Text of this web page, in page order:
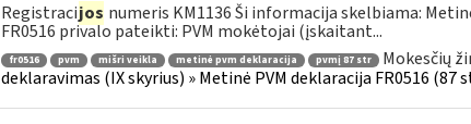
Registracijos numeris KM1136 Ši informacija skelbiama:
FR0516 privalo pateikti: PVM mokėtojai (įskaitant...
fr0516 pvm mišri veikla metinė pvm deklaracija pvmį 87 str Mokesčių
deklaravimas (IX skyrius) » Metinė PVM deklaracija FR0516 (87